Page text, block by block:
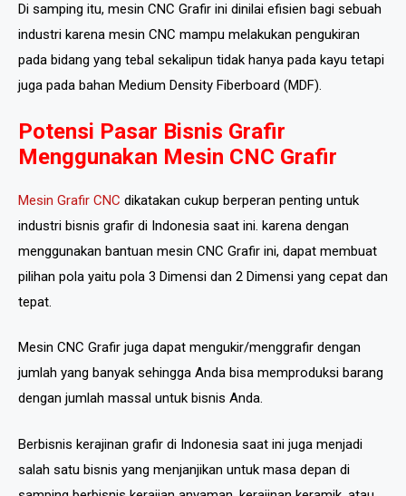
Di samping itu, mesin CNC Grafir ini dinilai efisien bagi sebuah
industri karena mesin CNC mampu melakukan pengukiran
pada bidang yang tebal sekalipun tidak hanya pada kayu tetapi
juga pada bahan Medium Density Fiberboard (MDF).
Potensi Pasar Bisnis Grafir
Menggunakan Mesin CNC Grafir
Mesin Grafir CNC dikatakan cukup berperan penting untuk
industri bisnis grafir di Indonesia saat ini. karena dengan
menggunakan bantuan mesin CNC Grafir ini, dapat membuat
pilihan pola yaitu pola 3 Dimensi dan 2 Dimensi yang cepat dan
tepat.
Mesin CNC Grafir juga dapat mengukir/menggrafir dengan
jumlah yang banyak sehingga Anda bisa memproduksi barang
dengan jumlah massal untuk bisnis Anda.
Berbisnis kerajinan grafir di Indonesia saat ini juga menjadi
salah satu bisnis yang menjanjikan untuk masa depan di